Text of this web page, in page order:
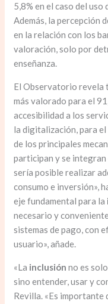
5,8% en el caso del
Además, la percepción
en la relación con los
valoración, solo por
enseñanza.
El Observatorio revela
más valorado para el
accesibilidad a los
la digitalización, para el
de los principales
participan y se integran
sería posible realizar
consumo e inversión»,
eje fundamental para la
necesario y
sistemas de pago, con
usuario», añade.
«La inclusión no es
sino entender, usar y
Revilla. «Es importante